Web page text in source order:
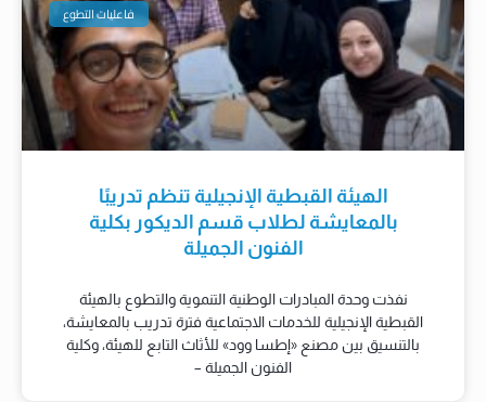
فاعليات التطوع
الهيئة القبطية الإنجيلية تنظم تدريبًا
بالمعايشة لطلاب قسم الديكور بكلية
الفنون الجميلة
نفذت وحدة المبادرات الوطنية التنموية والتطوع بالهيئة
القبطية الإنجيلية للخدمات الاجتماعية فترة تدريب بالمعايشة،
بالتنسيق بين مصنع «إطسا وود» للأثاث التابع للهيئة، وكلية
الفنون الجميلة –